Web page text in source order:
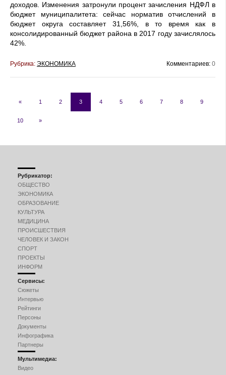
доходов. Изменения затронули процент зачисления НДФЛ в
бюджет муниципалитета: сейчас норматив отчислений в
бюджет округа составляет 31,56%, в то время как в
консолидированный бюджет района в 2017 году зачислялось
42%.
Рубрика: ЭКОНОМИКА Комментариев: 0
« 1 2 3 4 5 6 7 8 9
10 »
Рубрикатор:
ОБЩЕСТВО
ЭКОНОМИКА
ОБРАЗОВАНИЕ
КУЛЬТУРА
МЕДИЦИНА
ПРОИСШЕСТВИЯ
ЧЕЛОВЕК И ЗАКОН
СПОРТ
ПРОЕКТЫ
ИНФОРМ
Сервисы:
Сюжеты
Интервью
Рейтинги
Персоны
Документы
Инфографика
Партнеры
Мультимедиа:
Видео